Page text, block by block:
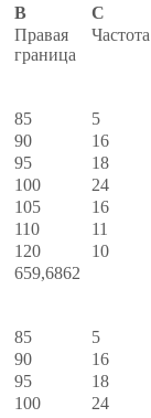
B С
Правая
граница
Частота
85 5
90 16
95 18
100 24
105 16
110 11
120 10
659,6862
85 5
90 16
95 18
100 24